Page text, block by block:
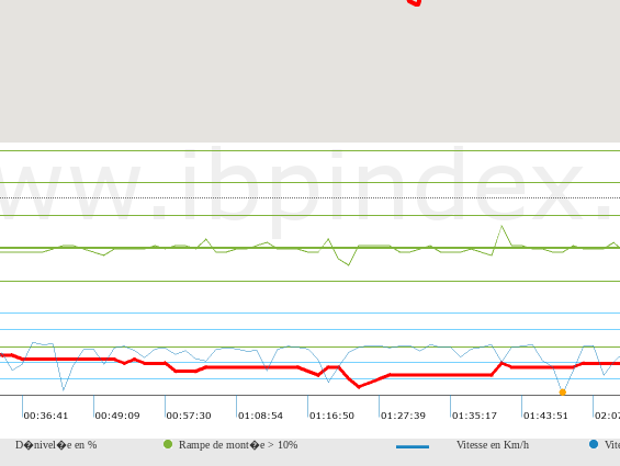
D�nivel�e en % Rampe de mont�e > 10% Vitesse en Km/h